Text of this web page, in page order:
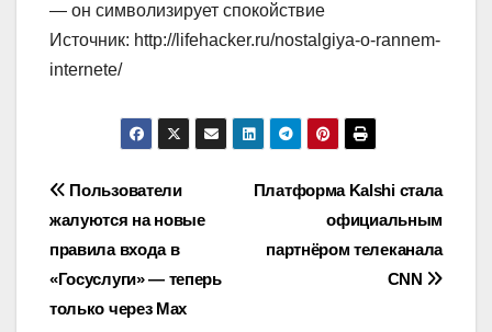
— он символизирует спокойствие
Источник: http://lifehacker.ru/nostalgiya-o-rannem-
internete/
Навигация
по
записям
Платформа Kalshi стала
официальным
партнёром телеканала
CNN
Пользователи
жалуются на новые
правила входа в
«Госуслуги» — теперь
только через Max